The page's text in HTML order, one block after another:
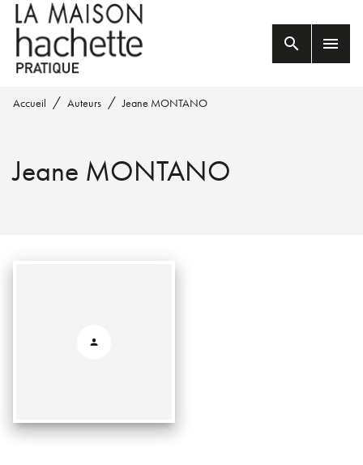
MENU RECHERCHE
PIED DE PAGE
search menu
Accueil / Auteurs / Jeane MONTANO
Jeane MONTANO